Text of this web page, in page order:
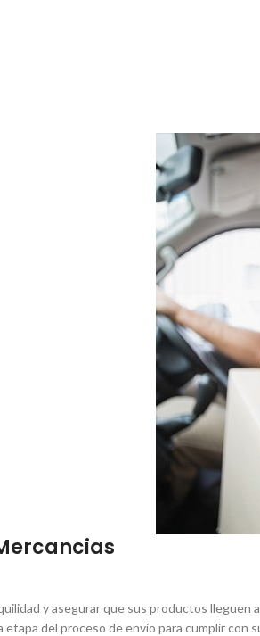
y asegurar que sus productos lleguen
del proceso de envío para cumplir con